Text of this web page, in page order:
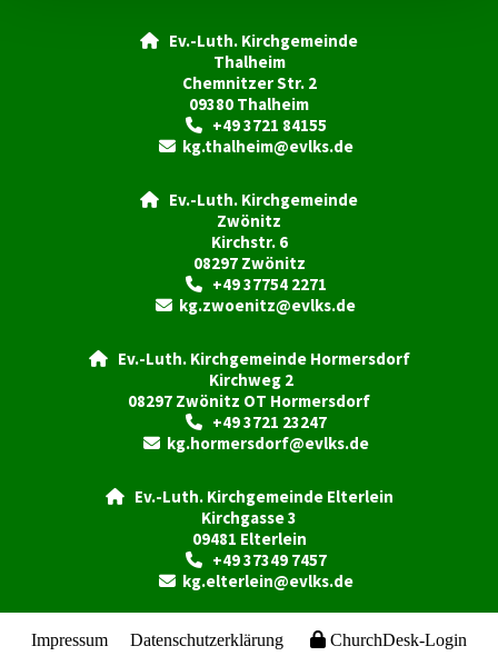

Ev.-Luth. Kirchgemeinde
Thalheim
Chemnitzer Str. 2
09380 Thalheim
+49 3721 84155
 kg.thalheim@evlks.de

Ev.-Luth. Kirchgemeinde
Zwönitz
Kirchstr. 6
08297 Zwönitz
+49 37754 2271
 kg.zwoenitz@evlks.de
Ev.-Luth. Kirchgemeinde Hormersdorf
Kirchweg 2
08297 Zwönitz OT Hormersdorf
+49 3721 23247
 kg.hormersdorf@evlks.de
Ev.-Luth. Kirchgemeinde Elterlein
Kirchgasse 3
09481 Elterlein
+49 37349 7457
 kg.elterlein@evlks.de
Impressum Datenschutzerklärung ChurchDesk-Login